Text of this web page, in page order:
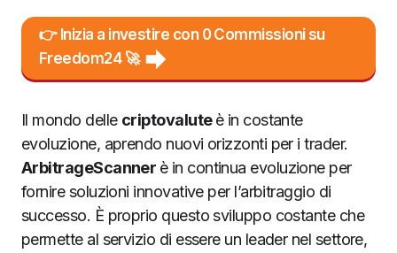
👉 Inizia a investire con 0 Commissioni su
Freedom24 🚀
Il mondo delle criptovaluteè in costante
evoluzione, aprendo nuovi orizzonti per i trader.
ArbitrageScanner è in continua evoluzione per
fornire soluzioni innovative per l’arbitraggio di
successo. È proprio questo sviluppo costante che
permette al servizio di essere un leader nel settore,